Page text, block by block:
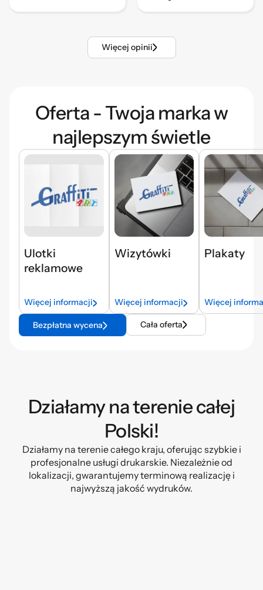
Więcej opinii
Oferta - Twoja marka w
najlepszym świetle
Ulotki
reklamowe
Więcej informacji
Wizytówki
Więcej informacji
Plakaty
Więcej
Bezpłatna wycena Cała oferta
Działamy na terenie całej
Polski!
Działamy na terenie całego kraju, oferując szybkie i
profesjonalne usługi drukarskie. Niezależnie od
lokalizacji, gwarantujemy terminową realizację i
najwyższą jakość wydruków.